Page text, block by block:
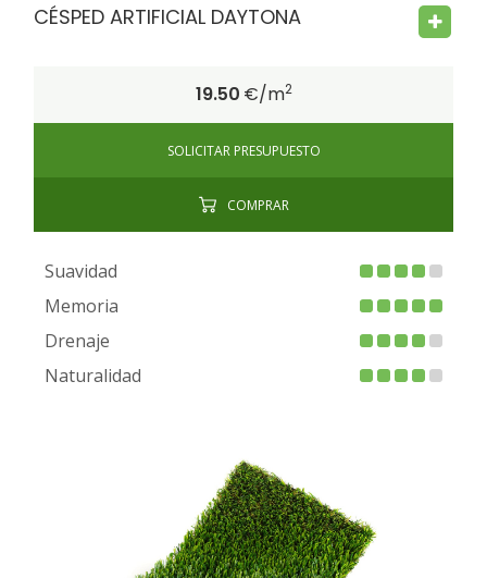
CÉSPED ARTIFICIAL DAYTONA
19.50 €/m2
SOLICITAR PRESUPUESTO
COMPRAR
Suavidad
Memoria
Drenaje
Naturalidad
FIRE PROOF CHILD SAFE BACTERIA FREE